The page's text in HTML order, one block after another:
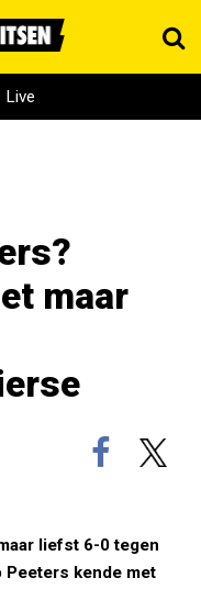
Live
maar
liefst 6-0 tegen
Peeters kende met